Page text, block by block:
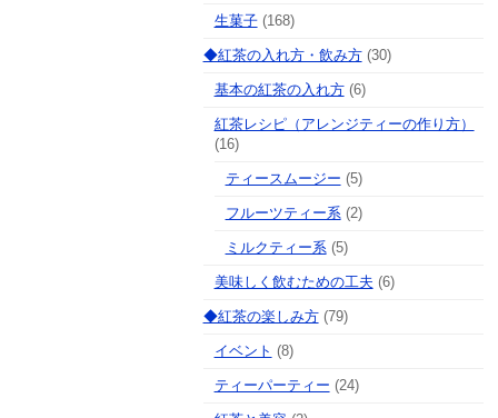
生菓子(168)
◆紅茶の入れ方・飲み方(30)
基本の紅茶の入れ方(6)
紅茶レシピ（アレンジティーの作り方）
(16)
ティースムージー (5)
フルーツティー系 (2)
ミルクティー系 (5)
美味しく飲むための工夫 (6)
◆紅茶の楽しみ方(79)
イベント (8)
ティーパーティー (24)